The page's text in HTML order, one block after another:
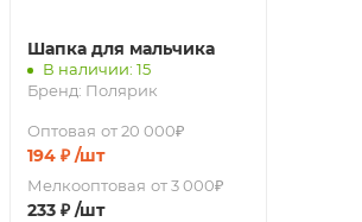
Шапка для мальчика
В наличии: 15
Бренд: Полярик
Оптовая от 20 000₽
194 ₽ /шт
Мелкооптовая от 3 000₽
233 ₽ /шт